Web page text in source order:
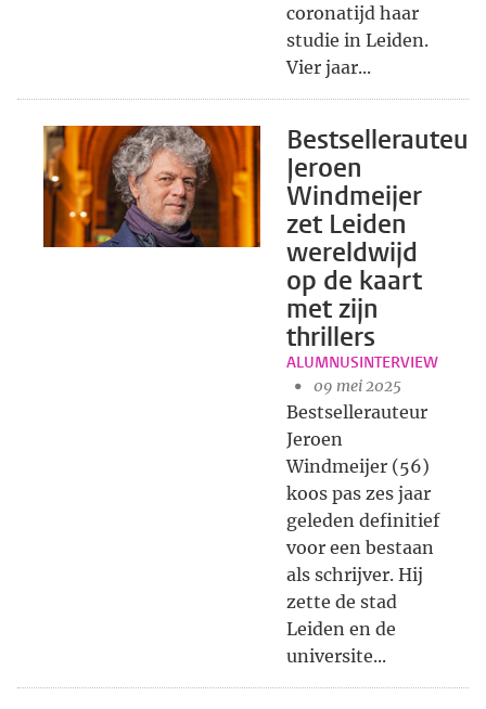
coronatijd haar
studie in Leiden.
Vier jaar...
Bestsellerauteur
Jeroen
Windmeijer
zet Leiden
wereldwijd
op de kaart
met zijn
thrillers
ALUMNUSINTERVIEW
09 mei 2025
Bestsellerauteur
Jeroen
Windmeijer (56)
koos pas zes jaar
geleden definitief
voor een bestaan
als schrijver. Hij
zette de stad
Leiden en de
universite...